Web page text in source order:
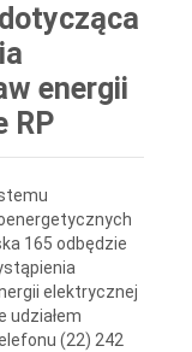
energii
RP
165 odbędzie
elektrycznej
udziałem
(22) 242